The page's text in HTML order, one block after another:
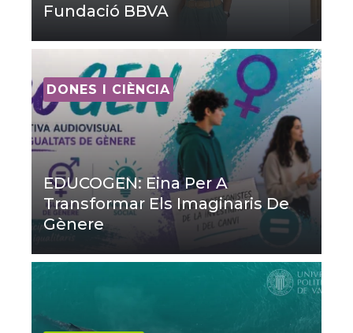
Fundació BBVA
DONES I CIÈNCIA
EDUCOGEN: Eina Per A
Transformar Els Imaginaris De
Gènere